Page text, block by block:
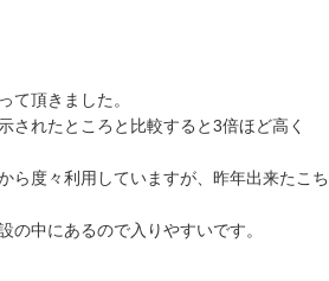
て頂きました。
されたところと比較すると3倍ほど高く
ら度々利用していますが、昨年出来たこち
の中にあるので入りやすいです。